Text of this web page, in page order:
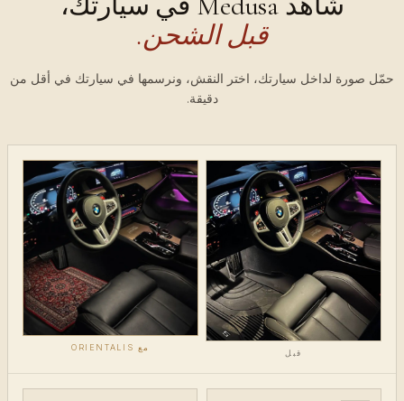
قبل الشحن.
حمّل صورة لداخل سيارتك، اختر النقش، ونرسمها في سيارتك في أقل من
دقيقة.
قبل
مع ORIENTALIS